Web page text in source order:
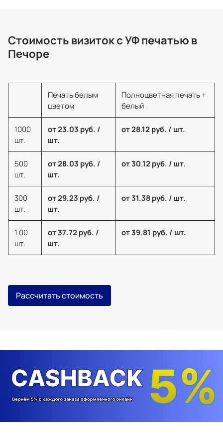
Стоимость визиток с УФ печатью в
Печоре
Печать белым
цветом
Полноцветная печать +
белый
1000
шт.
от 23.03 руб. /
шт.
от 28.12 руб. / шт.
500
шт.
от 28.03 руб. /
шт.
от 30.12 руб. / шт.
300
шт.
от 29.23 руб. /
шт.
от 31.38 руб. / шт.
1 00
шт.
от 37.72 руб. /
шт.
от 39.81 руб. / шт.
Рассчитать стоимость